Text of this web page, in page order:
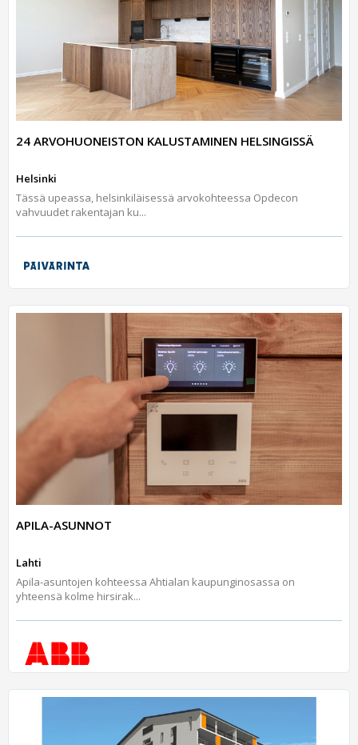
24 ARVOHUONEISTON KALUSTAMINEN HELSINGISSÄ
Helsinki
Tässä upeassa, helsinkiläisessä arvokohteessa Opdecon
vahvuudet rakentajan ku...
APILA-ASUNNOT
Lahti
Apila-asuntojen kohteessa Ahtialan kaupunginosassa on
yhteensä kolme hirsirak...